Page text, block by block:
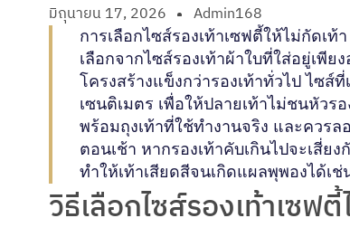
มิถุนายน 17, 2026 Admin168
การเลือกไซส์รองเท้าเซฟตี้ให้ไม่กัดเ
เลือกจากไซส์รองเท้าผ้าใบที่ใส่อยู่เพี
โครงสร้างแข็งกว่ารองเท้าทั่วไป ไซส์
เซนติเมตร เพื่อให้ปลายเท้าไม่ชนหัวร
พร้อมถุงเท้าที่ใช้ทำงานจริง และควรล
ตอนเช้า หากรองเท้าคับเกินไปจะเสี่ย
ทำให้เท้าเสียดสีจนเกิดแผลพุพองได้เช่
วิธีเลือกไซส์รองเท้าเซฟตี้